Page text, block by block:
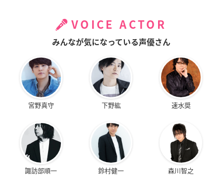
VOICE ACTOR
みんなが気になっている声優さん
宮野真守 下野紘 速水奨
諏訪部順一 鈴村健一 森川智之